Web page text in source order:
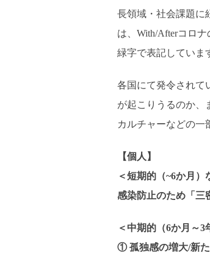
長領域・社会課題に
は、With/Afterコロ
緑字で表記していま
各国にて発令されて
が起こりうるのか、
カルチャーなどの一
【個人】
＜短期的（~6か月）
感染防止のため「三
＜中期的（6か月～3
① 孤独感の増大/新